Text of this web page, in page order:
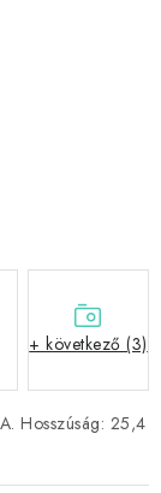
Hosszúság: 25,4
+ következő (3)